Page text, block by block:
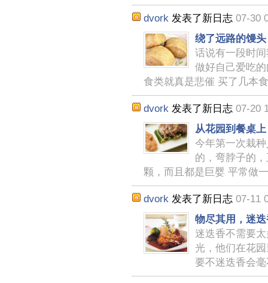
dvork 发表了新日志 07-30
绕了远路的馒头
话说有一段时
做好自己爱吃
食类就真是悲催 买了几本
dvork 发表了新日志 07-20
从花园到餐桌上
今年第一次栽
的，弯脖子的
颗，而且都是巨婴 平常做
dvork 发表了新日志 07-11
物尽其用，迷
迷迭香不需要
光，他们在花
要不迷迭香会